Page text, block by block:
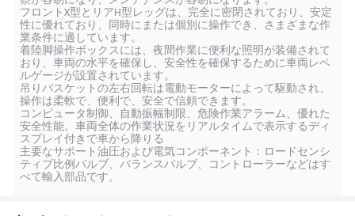
フロントX型とリアH型レッグは、完全に密閉されており、安定
性に優れており、同時にまたは個別に操作でき、さまざまな作
業条件に適しています。
着陸脚操作ボックスには、夜間作業に便利な照明が装備されて
おり、車両の水平を確保し、安全性を確保するために車両レベ
ルゲージが設置されています。
吊りバスケットの左右回転は電動モーターによって駆動され、
操作は柔軟で、便利で、安全で信頼できます。
コンピュータ制御、自動振幅制限、危険作業アラーム、優れた
安全性能。車両全体の作業状況をリアルタイムで表示するディ
スプレイ付きで車から降りる
主要なサポート油圧および電気コンポーネント：ロードセンシ
ティブ比例バルブ、バランスバルブ、コントローラーなどはす
べて輸入部品です。